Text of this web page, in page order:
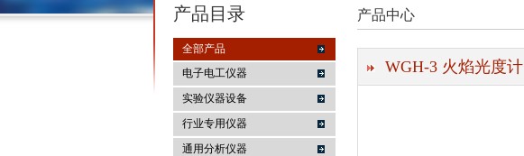
麦科仪（北京）科技有限公司
产品目录
全部产品
电子电工仪器
实验仪器设备
行业专用仪器
通用分析仪器
产品中心
WGH-3 火焰光度计